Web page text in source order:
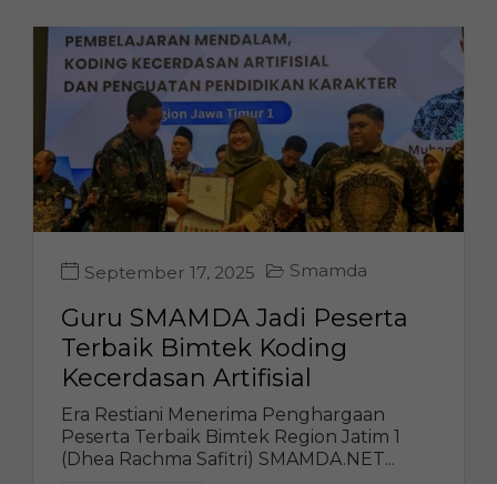
September 17, 2025 Smamda
Guru SMAMDA Jadi Peserta
Terbaik Bimtek Koding
Kecerdasan Artifisial
Era Restiani Menerima Penghargaan
Peserta Terbaik Bimtek Region Jatim 1
(Dhea Rachma Safitri) SMAMDA.NET...